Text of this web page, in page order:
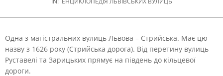
Одна з магістральних вулиць Львова – Стрийська. Має цю
назву з 1626 року (Стрийська дорога). Від перетину вулиць
Руставелі та Зарицьких прямує на південь до кільцевої
дороги.